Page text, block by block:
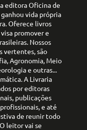
editora Oficina de
vida própria
Oferece livros
promover e
Nossos
vertentes, são
Agronomia, Meio
e outras...
A Livraria
por editoras
publicações
e até
de reunir todo
leitor vai se